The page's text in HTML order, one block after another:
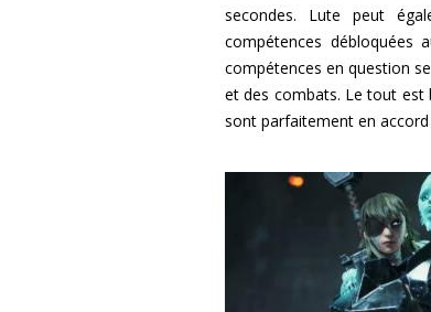
secondes. Lute peut
compétences débloquées
compétences en question
et des combats. Le tout est
sont parfaitement en accord